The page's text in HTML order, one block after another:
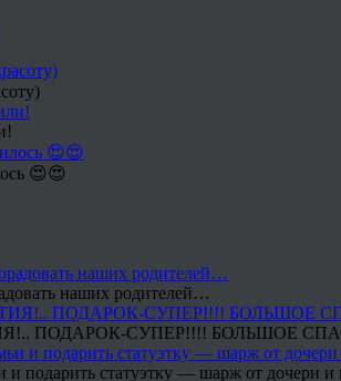
😍😍
наших родителей…
ПОДАРОК-СУПЕР!!!! БОЛЬШОЕ
подарить статуэтку — шарж от дочери